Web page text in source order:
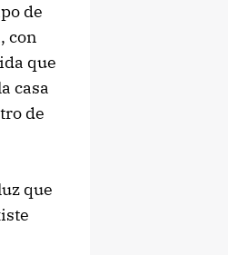
de
con
que
casa
de
que